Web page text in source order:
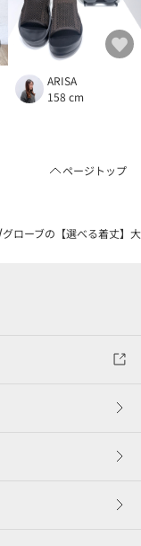
ARISA
158 cm
ページトップ
グローブの【選べる着丈】